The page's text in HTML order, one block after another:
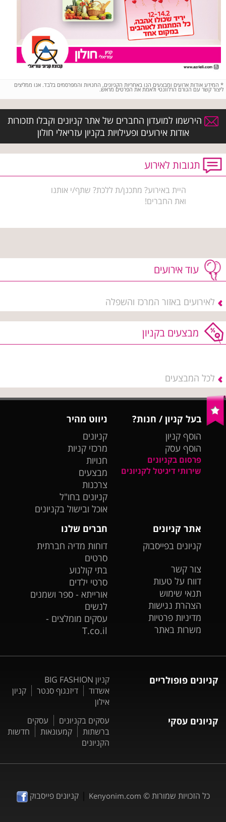
* המידע אודות ארועים ומבצעים הנו באחריות הקניונים, החנויות והמפרסמים בלבד. אנו ממליצים
ליצור קשר עם הגורם הרלוונטי ולאמת את הפרטים מראש.
הירשמו למועדון החברים של אתר קניונים וקבלו תזכורות
אודות אירועים ופעילויות בקניון עזריאלי חולון
תגובות לאירוע
היית באירוע? מתכנן/ת ללכת? שתף/י אותנו
ואת החברים!
עוד אירועים
לאירועים באזור המרכז והשפלה
מבצעים בקניון
לכל המבצעים
בעל קניון / חנות?
הוסף קניון
הוסף עסק
פרסום בקניונים
שירותי דיגיטל לקניונים
ניווט מהיר
קניונים
מרכזי קניות
חנויות
מבצעים
צרכנות
קניונים בחו"ל
אוכל ובישול בקניונים
אתר קניונים
קניונים בפייסבוק
צור קשר
דווח על טעות
תנאי שימוש
הצהרת נגישות
מדיניות פרטיות
משרות באתר
חברים שלנו
דוחות מדיה חברתית
סרטים
בתי קולנוע
סרטי ילדים
אורייתא - ספר ושמנים
לנשים
עסקים מומלצים -
T.co.il
קניונים פופולריים
קניון BIG FASHION
אשדוד
דיזנגוף סנטר
קניון
אילון
קניונים עסקי עסקים בקניונים
עסקים
ברשתות
קמעונאות
חדשות
הקניונים
כל הזכויות שמורות © Kenyonim.com
|קניונים פייסבוק